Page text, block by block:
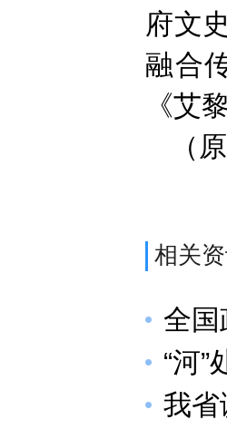
府文
融合
《艾
（
相关
全国
“河
我省